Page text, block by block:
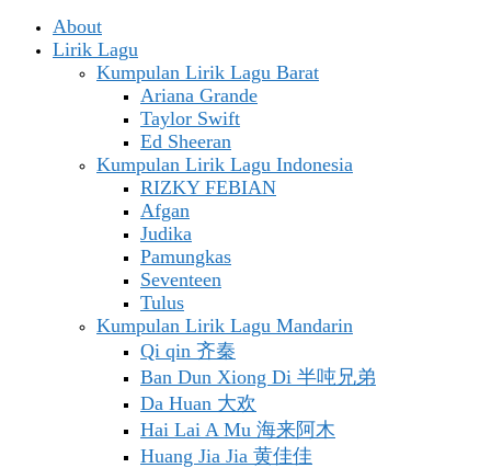
About
Lirik Lagu
Kumpulan Lirik Lagu Barat
Ariana Grande
Taylor Swift
Ed Sheeran
Kumpulan Lirik Lagu Indonesia
RIZKY FEBIAN
Afgan
Judika
Pamungkas
Seventeen
Tulus
Kumpulan Lirik Lagu Mandarin
Qi qin 齐秦
Ban Dun Xiong Di 半吨兄弟
Da Huan 大欢
Hai Lai A Mu 海来阿木
Huang Jia Jia 黄佳佳